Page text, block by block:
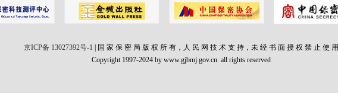
京ICP备 13027392号-1 | 国 家 保 密 局 版 权 所 有，人 民 网 技 术 支 持，未 经 书 面 授 权 禁 止 使 用
Copyright 1997-2024 by www.gjbmj.gov.cn. all rights reserved